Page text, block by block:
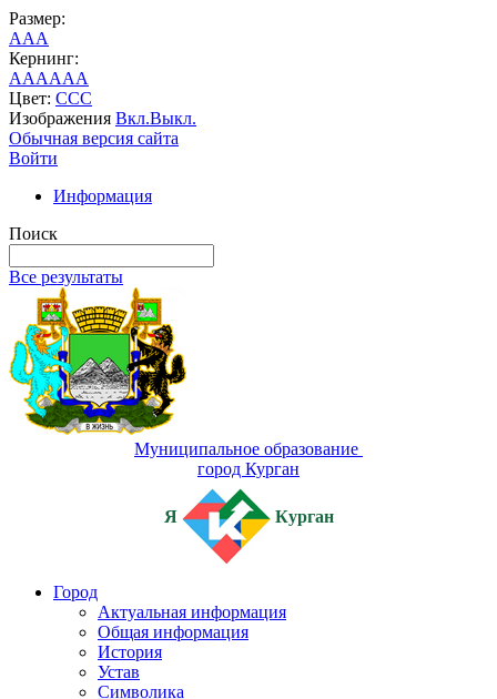
Размер:
AAA
Кернинг:
AAAAAA
Цвет: CCC
Изображения Вкл.Выкл.
Обычная версия сайта
Войти
Информация
Поиск
Все результаты
Муниципальное образование
город Курган
Я Курган
Город
Актуальная информация
Общая информация
История
Устав
Символика